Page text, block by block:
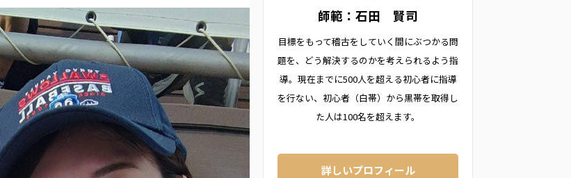
師範：石田 賢司
目標をもって稽古をしていく間にぶつかる問
題を、どう解決するのかを考えられるよう指
導。現在までに500人を超える初心者に指導
を行ない、初心者（白帯）から黒帯を取得し
た人は100名を超えます。
詳しいプロフィール